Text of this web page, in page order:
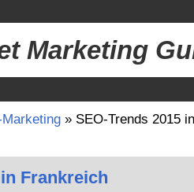
Marketing
» SEO-Trends 2015 in
Frankreich